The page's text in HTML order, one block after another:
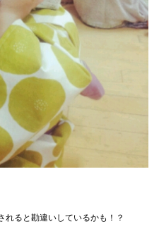
れると勘違いしているかも！？